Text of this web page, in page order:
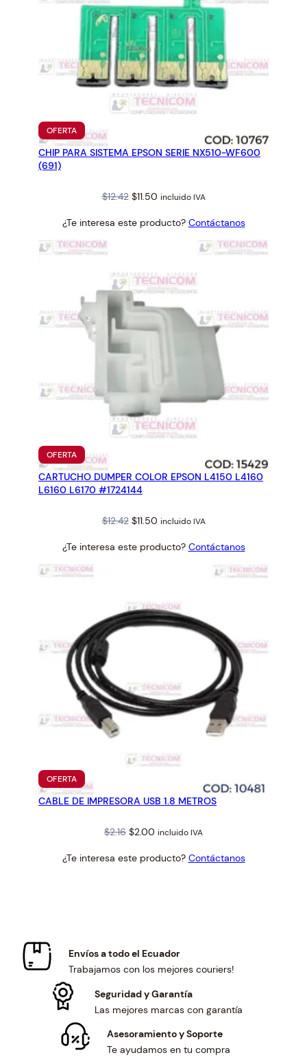
OFERTAPRODUCTO
EN
OFERTA
CHIP PARA SISTEMA EPSON SERIE NX510-WF600
(691)
$12.42 Original
was:
$11.50Current
is:
incluido IVA
¿Te interesa este producto? Contáctanos
OFERTAPRODUCTO
EN
OFERTA
CARTUCHO DUMPER COLOR EPSON L4150 L4160
L6160 L6170 #1724144
$12.42 Original
was:
$11.50Current
is:
incluido IVA
¿Te interesa este producto? Contáctanos
OFERTAPRODUCTO
EN
OFERTA
CABLE DE IMPRESORA USB 1.8 METROS
$2.16 Original
was:
$2.00 Current
is:
incluido IVA
¿Te interesa este producto? Contáctanos
Envíos a todo el Ecuador
Trabajamos con los mejores couriers!
Seguridad y Garantía
Las mejores marcas con garantía
Asesoramiento y Soporte
Te ayudamos en tu compra